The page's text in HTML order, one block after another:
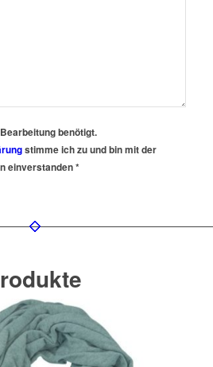
benötigt.
stimme ich zu und bin mit der
einverstanden *